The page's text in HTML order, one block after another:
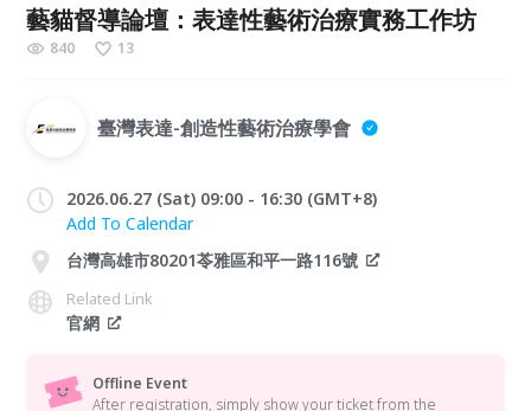
藝貓督導論壇：表達性藝術治療實務工作坊
840 13
臺灣表達-創造性藝術治療學會
2026.06.27 (Sat) 09:00 - 16:30 (GMT+8)
Add To Calendar
台灣高雄市80201苓雅區和平一路116號
Related Link
官網
Offline Event
After registration, simply show your ticket from the